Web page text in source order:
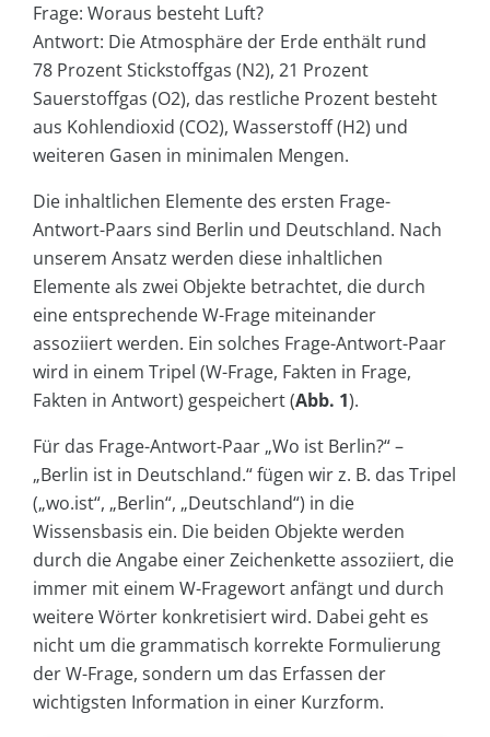
Frage: Woraus besteht Luft?
Antwort: Die Atmosphäre der Erde enthält rund
78 Prozent Stickstoffgas (N2), 21 Prozent
Sauerstoffgas (O2), das restliche Prozent besteht
aus Kohlendioxid (CO2), Wasserstoff (H2) und
weiteren Gasen in minimalen Mengen.
Die inhaltlichen Elemente des ersten Frage-
Antwort-Paars sind Berlin und Deutschland. Nach
unserem Ansatz werden diese inhaltlichen
Elemente als zwei Objekte betrachtet, die durch
eine entsprechende W-Frage miteinander
assoziiert werden. Ein solches Frage-Antwort-Paar
wird in einem Tripel (W-Frage, Fakten in Frage,
Fakten in Antwort) gespeichert (Abb. 1).
Für das Frage-Antwort-Paar „Wo ist Berlin?“ –
„Berlin ist in Deutschland.“ fügen wir z. B. das Tripel
(„wo.ist“, „Berlin“, „Deutschland“) in die
Wissensbasis ein. Die beiden Objekte werden
durch die Angabe einer Zeichenkette assoziiert, die
immer mit einem W-Fragewort anfängt und durch
weitere Wörter konkretisiert wird. Dabei geht es
nicht um die grammatisch korrekte Formulierung
der W-Frage, sondern um das Erfassen der
wichtigsten Information in einer Kurzform.